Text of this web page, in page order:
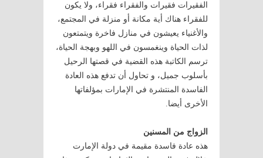
الفقيرات فقيرات والفقراء فقراء، ولا يكون
للفقراء هناك أية مكانة أو منزلة في المجتمع،
والأغنياء يعيشون في منازل فاخرة ويتمتعون
لذات الحياة وينغمسون في اللهو وبهجة الحياة،
ترسم الكاتبة هذه القضية في قصتها الرحيل
بأسلوب جميل، و تحاول أن تدفع هذه العادة
الفاسدة المنتشرة في الإمارات بمؤلفاتها
الأخرى أيضا.
الزواج من المسنين
هذه عادة فاسدة مقيمة في دولة الإمارت